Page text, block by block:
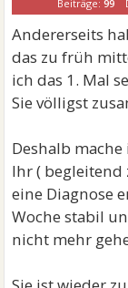
Beiträge:99
Andererseits
das zu früh
ich das 1. Mal
Sie völligst
Deshalb
Ihr ( begleitend
eine Diagnose
Woche stabil
nicht mehr